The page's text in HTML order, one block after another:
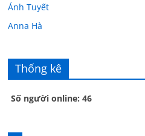
Ánh Tuyết
Anna Hà
Âu Tú Vân
Bác sĩ Hoa
Bác sĩ Stephen Mak
Thống kê
Số người online: 46